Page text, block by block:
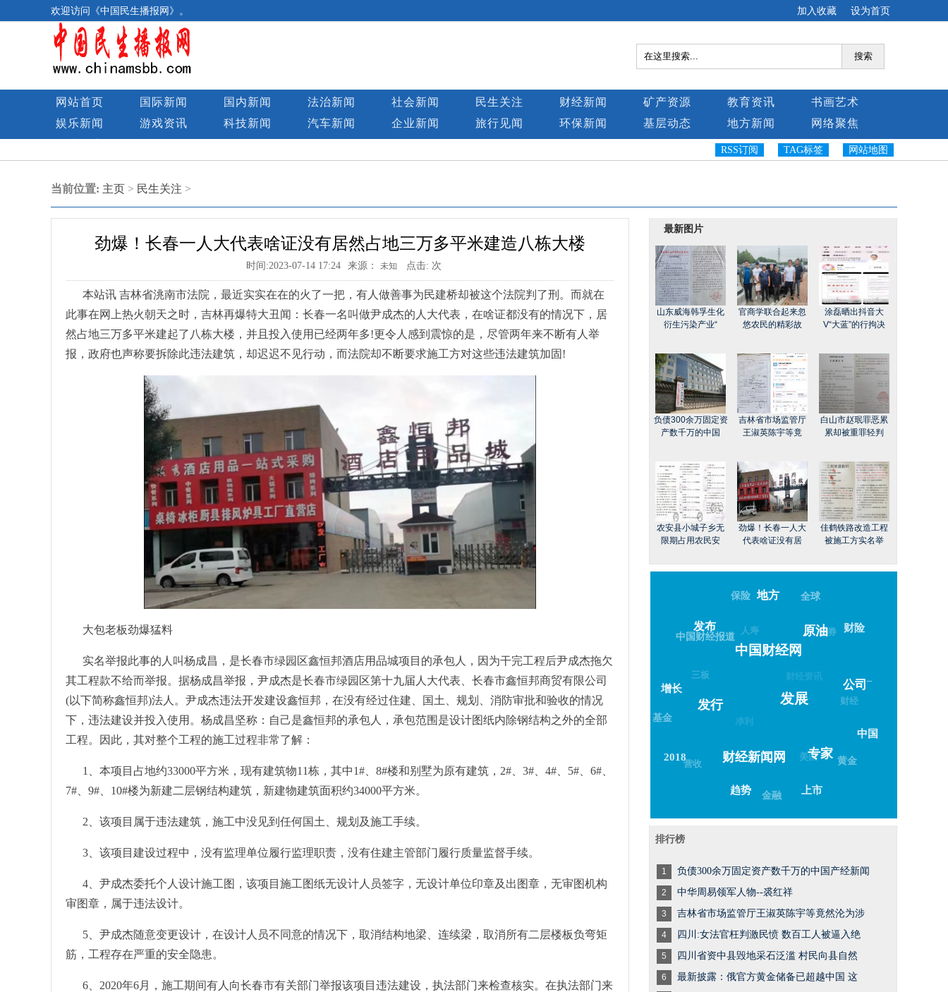
设为首页
加入收藏
欢迎访问《中国民生播报网》。
搜索
网站首页 国际新闻 国内新闻 法治新闻 社会新闻 民生关注 财经新闻 矿产资源 教育资讯
书画艺术
娱乐新闻
游戏资讯 科技新闻 汽车新闻 企业新闻 旅行见闻 环保新闻 基层动态 地方新闻
网络聚焦
网站地图
TAG标签
RSS订阅
当前位置: 主页 > 民生关注 >
劲爆！长春一人大代表啥证没有居然占地三万多平米建造八栋大楼
时间:2023-07-14 17:24 来源： 未知 点击: 次
本站讯 吉林省洮南市法院，最近实实在在的火了一把，有人做善事为民建桥却被这个法院判了刑。而就在
此事在网上热火朝天之时，吉林再爆特大丑闻：长春一名叫做尹成杰的人大代表，在啥证都没有的情况下，居
然占地三万多平米建起了八栋大楼，并且投入使用已经两年多!更令人感到震惊的是，尽管两年来不断有人举
报，政府也声称要拆除此违法建筑，却迟迟不见行动，而法院却不断要求施工方对这些违法建筑加固!
大包老板劲爆猛料
实名举报此事的人叫杨成昌，是长春市绿园区鑫恒邦酒店用品城项目的承包人，因为干完工程后尹成杰拖欠
其工程款不给而举报。据杨成昌举报，尹成杰是长春市绿园区第十九届人大代表、长春市鑫恒邦商贸有限公司
(以下简称鑫恒邦)法人。尹成杰违法开发建设鑫恒邦，在没有经过住建、国土、规划、消防审批和验收的情况
下，违法建设并投入使用。杨成昌坚称：自己是鑫恒邦的承包人，承包范围是设计图纸内除钢结构之外的全部
工程。因此，其对整个工程的施工过程非常了解：
1、本项目占地约33000平方米，现有建筑物11栋，其中1#、8#楼和别墅为原有建筑，2#、3#、4#、5#、6#、
7#、9#、10#楼为新建二层钢结构建筑，新建物建筑面积约34000平方米。
2、该项目属于违法建筑，施工中没见到任何国土、规划及施工手续。
3、该项目建设过程中，没有监理单位履行监理职责，没有住建主管部门履行质量监督手续。
4、尹成杰委托个人设计施工图，该项目施工图纸无设计人员签字，无设计单位印章及出图章，无审图机构
审图章，属于违法设计。
5、尹成杰随意变更设计，在设计人员不同意的情况下，取消结构地梁、连续梁，取消所有二层楼板负弯矩
筋，工程存在严重的安全隐患。
6、2020年6月，施工期间有人向长春市有关部门举报该项目违法建设，执法部门来检查核实。在执法部门来
最新图片
山东威海韩孚生化
衍生污染产业“
官商学联合起来忽
悠农民的精彩故
涂磊晒出抖音大
V“大蓝”的行拘决
负债300余万固定资
产数千万的中国
吉林省市场监管厅
王淑英陈宇等竟
白山市赵珉罪恶累
累却被重罪轻判
农安县小城子乡无
限期占用农民安
劲爆！长春一人大
代表啥证没有居
佳鹤铁路改造工程
被施工方实名举
2018
趋势
财经新闻网
发行
增长
基金
营收
金融 上市
专家
发展
中国财经网
发布
中国财经报道
三板
净利
美国
黄金
中国
公司
原油
地方
保险
人寿
财经资讯
财经
–
财险
全球
债券
排行榜
1 负债300余万固定资产数千万的中国产经新闻
2 中华周易领军人物--裘红祥
3 吉林省市场监管厅王淑英陈宇等竟然沦为涉
4 四川:女法官枉判激民愤 数百工人被逼入绝
5 四川省资中县毁地采石泛滥 村民向县自然
6 最新披露：俄官方黄金储备已超越中国 这